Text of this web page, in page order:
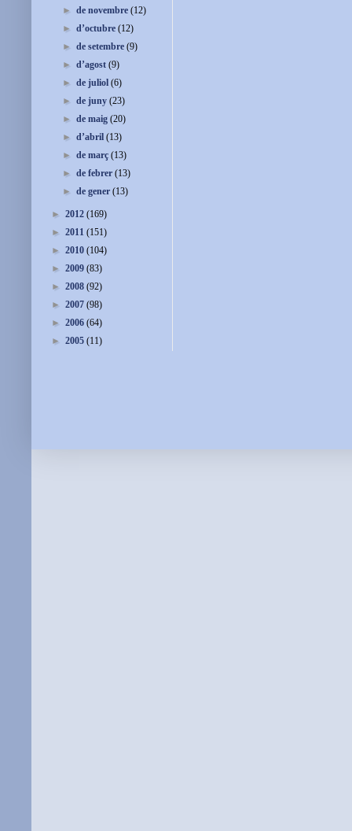
►de novembre(12)
►d’octubre(12)
►de setembre(9)
►d’agost(9)
►de juliol(6)
►de juny(23)
►de maig(20)
►d’abril(13)
►de març(13)
►de febrer(13)
►de gener(13)
► 2012 (169)
► 2011 (151)
► 2010 (104)
► 2009 (83)
► 2008 (92)
► 2007 (98)
► 2006 (64)
► 2005 (11)